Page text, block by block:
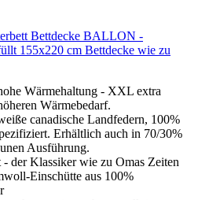
Bettdecke BALLON -
155x220 cm Bettdecke wie zu
Wärmehaltung - XXL extra
Wärmebedarf.
canadische Landfedern, 100%
Erhältlich auch in 70/30%
Ausführung.
der Klassiker wie zu Omas Zeiten
Einschütte aus 100%